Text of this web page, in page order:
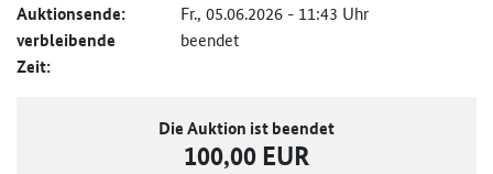
Auktionsende: Fr., 05.06.2026 - 11:43 Uhr
verbleibende
Zeit:
beendet
Die Auktion ist beendet
100,00 EUR